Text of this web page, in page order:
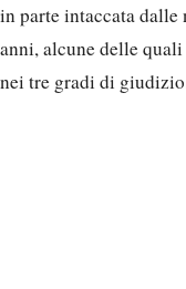
in parte intaccata
anni, alcune delle
nei tre gradi di